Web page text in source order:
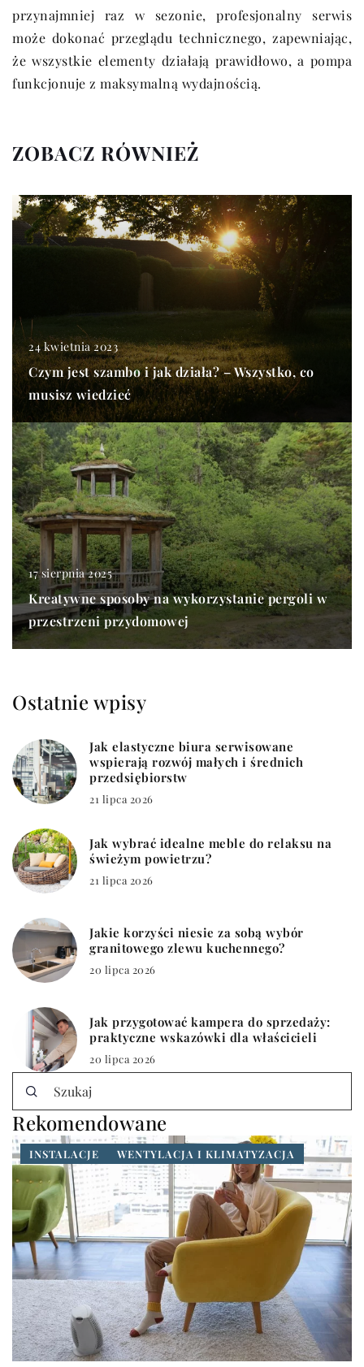
przynajmniej raz w sezonie, profesjonalny serwis
może dokonać przeglądu technicznego, zapewniając,
że wszystkie elementy działają prawidłowo, a pompa
funkcjonuje z maksymalną wydajnością.
ZOBACZ RÓWNIEŻ
24 kwietnia 2023
Czym jest szambo i jak działa? – Wszystko, co
musisz wiedzieć
17 sierpnia 2025
Kreatywne sposoby na wykorzystanie pergoli w
przestrzeni przydomowej
Ostatnie wpisy
Jak elastyczne biura serwisowane
wspierają rozwój małych i średnich
przedsiębiorstw
21 lipca 2026
Jak wybrać idealne meble do relaksu na
świeżym powietrzu?
21 lipca 2026
Jakie korzyści niesie za sobą wybór
granitowego zlewu kuchennego?
20 lipca 2026
Jak przygotować kampera do sprzedaży:
praktyczne wskazówki dla właścicieli
20 lipca 2026
Rekomendowane
INSTALACJE WENTYLACJA I KLIMATYZACJA